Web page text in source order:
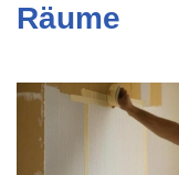
Räume